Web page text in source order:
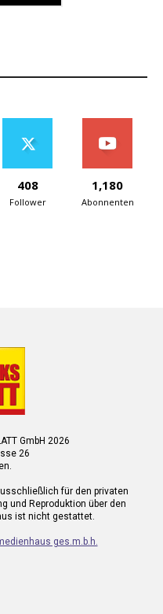
408
Follower
1,180
Abonnenten
GmbH 2026
26
für den privaten
und Reproduktion über den
ist nicht gestattet.
ges.m.b.h.